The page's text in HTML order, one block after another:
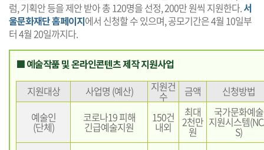
럼, 기획안 등을 제안 받아 총 120명을 선정, 200만 원씩 지원한다.서
울문화재단 홈페이지에서 신청할 수 있으며, 공모기간은 4월 10일부
터 4월 20일까지다.
■ 예술작품 및 온라인콘텐츠 제작 지원사업
지원대상
사업명 (예산) 지원건
수 금액
신청방법
예술인
(단체)
코로나19 피해
긴급예술지원
150건
내외
최대
2천만
원
국가문화예술
지원시스템
S)